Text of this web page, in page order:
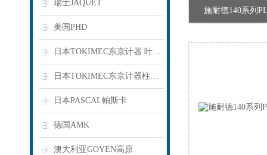
瑞士JAQUET
美国PHD
日本TOKIMEC东京计器 叶片泵
日本TOKIMEC东京计器柱塞泵
日本PASCAL帕斯卡
德国AMK
澳大利亚GOYEN高原
施耐德140系列